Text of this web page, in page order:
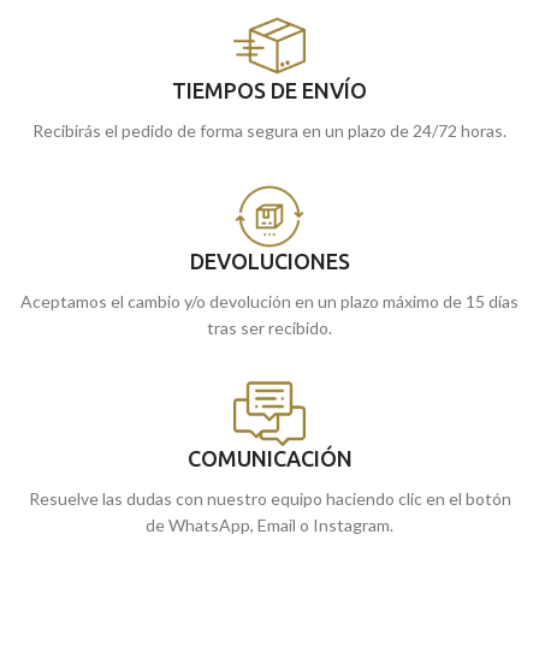
TIEMPOS DE ENVÍO
Recibirás el pedido de forma segura en un plazo de 24/72 horas.
DEVOLUCIONES
Aceptamos el cambio y/o devolución en un plazo máximo de 15 días
tras ser recibido.
COMUNICACIÓN
Resuelve las dudas con nuestro equipo haciendo clic en el botón
de WhatsApp, Email o Instagram.